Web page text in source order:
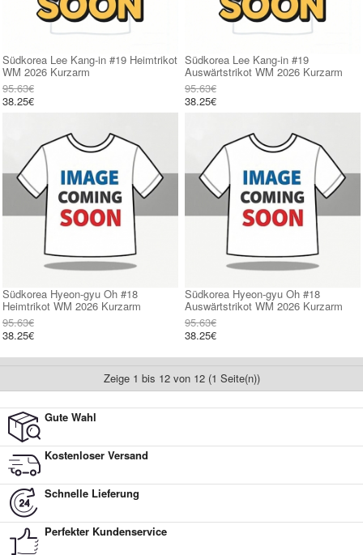
Südkorea Lee Kang-in #19 Heimtrikot
WM 2026 Kurzarm
95.63€
38.25€
Südkorea Lee Kang-in #19
Auswärtstrikot WM 2026 Kurzarm
95.63€
38.25€
Südkorea Hyeon-gyu Oh #18
Heimtrikot WM 2026 Kurzarm
95.63€
38.25€
Südkorea Hyeon-gyu Oh #18
Auswärtstrikot WM 2026 Kurzarm
95.63€
38.25€
Zeige 1 bis 12 von 12 (1 Seite(n))
Gute Wahl
Kostenloser Versand
Schnelle Lieferung
Perfekter Kundenservice